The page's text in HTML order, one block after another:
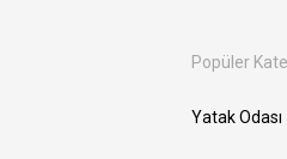
Popüler
Yatak Odası